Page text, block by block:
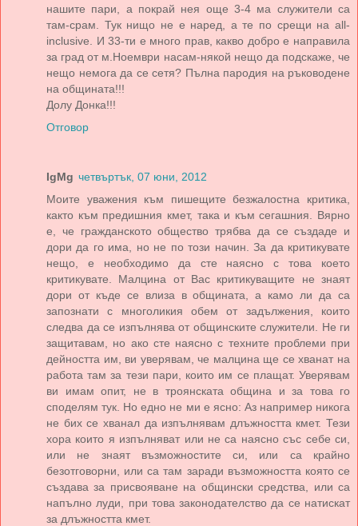
нашите пари, а покрай нея още 3-4 ма служители са
там-срам. Тук нищо не е наред, а те по срещи на all-
inclusive. И 33-ти е много прав, какво добро е направила
за град от м.Ноември насам-някой нещо да подскаже, че
нещо немога да се сетя? Пълна пародия на ръководене
на общината!!!
Долу Донка!!!
Отговор
IgMg четвъртък, 07 юни, 2012
Моите уважения към пишещите безжалостна критика,
както към предишния кмет, така и към сегашния. Вярно
е, че гражданското общество трябва да се създаде и
дори да го има, но не по този начин. За да критикувате
нещо, е необходимо да сте наясно с това което
критикувате. Малцина от Вас критикуващите не знаят
дори от къде се влиза в общината, а камо ли да са
запознати с многоликия обем от задължения, които
следва да се изпълнява от общинските служители. Не ги
защитавам, но ако сте наясно с техните проблеми при
дейността им, ви уверявам, че малцина ще се хванат на
работа там за тези пари, които им се плащат. Уверявам
ви имам опит, не в троянската община и за това го
споделям тук. Но едно не ми е ясно: Аз например никога
не бих се хванал да изпълнявам длъжността кмет. Тези
хора които я изпълняват или не са наясно със себе си,
или не знаят възможностите си, или са крайно
безотговорни, или са там заради възможността която се
създава за присвояване на общински средства, или са
напълно луди, при това законодателство да се натискат
за длъжността кмет.